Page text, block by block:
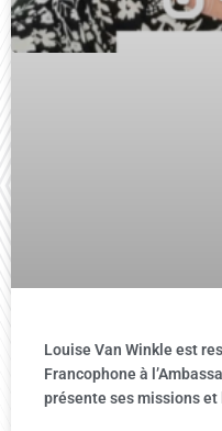
Louise Van Winkle est
Francophone à
présente ses missions